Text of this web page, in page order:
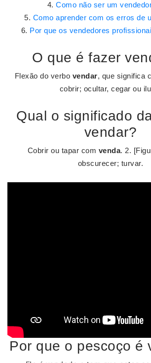
Como não ser um
Como aprender com os erros de
Por que os vendedores
O que é fazer
Flexão do verbo vendar, que significa
cobrir; ocultar, cegar ou
Qual o significado
vendar?
Cobrir ou tapar com venda. 2.
obscurecer; turvar.
Por que o pescoço é